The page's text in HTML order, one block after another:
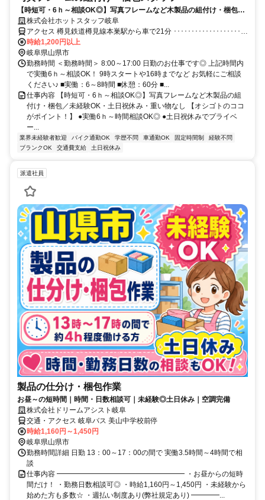
【時短可・6ｈ～相談OK◎】写真フレームなど木製品の組付け・梱包／
未経験OK・土日祝休み・重い物なし
株式会社ホットスタッフ岐阜
アクセス 樽見鉄道樽見線本巣駅から車で21分 ････････････････････
●車・バイク通勤OK！ ●無料駐車場あり♪ ●通勤手当支給いたします
(※規定あり) ファミリーマート 山県佐賀店 近く
時給1,200円以上
岐阜県山県市
勤務時間 ＜勤務時間＞ 8:00～17:00 日勤のお仕事です◎ 上記時間内
で実働6ｈ～相談OK！ 9時スタートや16時までなど お気軽にご相談
ください♪ ■実働：6～8時間 ■休憩：60分 ■...
仕事内容 【時短可・6ｈ～相談OK◎】写真フレームなど木製品の組
付け・梱包／未経験OK・土日祝休み・重い物なし 【オシゴトのココ
がポイント！】 ●実働6ｈ～時間相談OK◎ ●土日祝休みでプライベ
ー...
業界未経験者歓迎 バイク通勤OK 学歴不問 車通勤OK 固定時間制
経験不問
ブランクOK
交通費支給 土日祝休み
派遣社員
製品の仕分け・梱包作業
お昼～の短時間｜時間・日数相談可｜未経験◎土日休み｜空調完備
株式会社ドリームアシスト岐阜
交通・アクセス 岐阜バス 美山中学校前停
時給1,160円～1,450円
岐阜県山県市
勤務時間詳細 日勤 13：00～17：00の間で 実働3.5時間～4時間で相
談
仕事内容 ━━━━━━━━━━━━━━━━━━ ・お昼からの短時
間だけ！ ・勤務日数相談可◎ ・時給1,160円～1,450円 ・未経験から
始めた方も多数☆ ・週払い制度あり(弊社規定あり) ━━━━...